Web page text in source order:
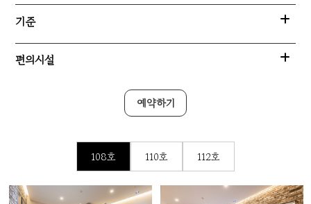
예약하기
기준
편의시설
108호 110호 112호